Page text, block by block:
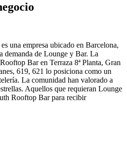
una empresa ubicado en Barcelona,
demanda de Lounge y Bar. La
Bar en Terraza 8ª Planta, Gran
619, 621 lo posiciona como un
La comunidad han valorado a
Aquellos que requieran Lounge
Rooftop Bar para recibir